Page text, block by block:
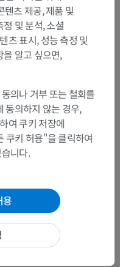
안이 있으면 언제든
츠 제공, 제품 및
및 분석, 소셜
츠 표시, 성능 측정 및
알고 싶으면,
의나 거부 또는 철회를
동의하지 않는 경우,
여 쿠키 저장에
쿠키 허용"을 클릭하여
니다.
용